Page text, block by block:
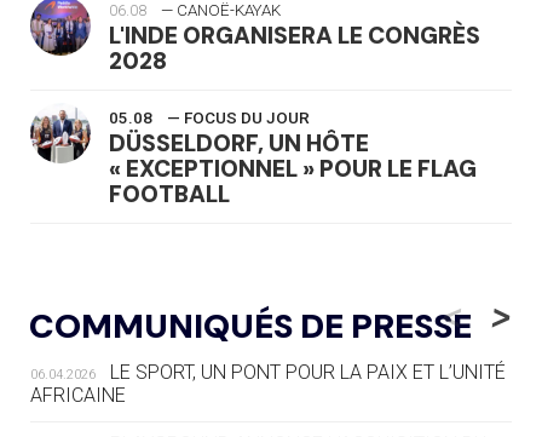
06.08 — CANOË-KAYAK
L'INDE ORGANISERA LE CONGRÈS
2028
05.08 — FOCUS DU JOUR
DÜSSELDORF, UN HÔTE
« EXCEPTIONNEL » POUR LE FLAG
FOOTBALL
LE RÊVE DE VOIR LA LUGE ALPINE
AUX JO « N'EST PAS FINI »
05.08 — TIR À L'ARC
DES MONDIAUX À BRISBANE SUR LA
COMMUNIQUÉS DE PRESSE
<
06.04.2026
LE SPORT, UN PONT POUR LA PAIX ET L’UNITÉ
AFRICAINE
>